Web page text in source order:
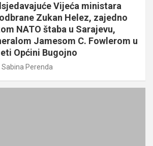
Vijeća ministara
Zukan Helez, zajedno
NATO štaba u Sarajevu,
Jamesom C. Fowlerom u
Općini Bugojno
Sabina Perenda